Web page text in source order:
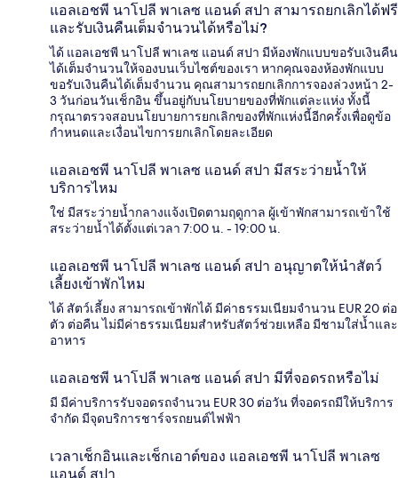
แอลเอชพี นาโปลี พาเลซ แอนด์ สปา สามารถยกเลิกได้ฟรี
และรับเงินคืนเต็มจำนวนได้หรือไม่?
ได้ แอลเอชพี นาโปลี พาเลซ แอนด์ สปา มีห้องพักแบบขอรับเงินคืน
ได้เต็มจำนวนให้จองบนเว็บไซต์ของเรา หากคุณจองห้องพักแบบ
ขอรับเงินคืนได้เต็มจำนวน คุณสามารถยกเลิกการจองล่วงหน้า 2-
3 วันก่อนวันเช็กอิน ขึ้นอยู่กับนโยบายของที่พักแต่ละแห่ง ทั้งนี้
กรุณาตรวจสอบนโยบายการยกเลิกของที่พักแห่งนี้อีกครั้งเพื่อดูข้อ
กำหนดและเงื่อนไขการยกเลิกโดยละเอียด
แอลเอชพี นาโปลี พาเลซ แอนด์ สปา มีสระว่ายน้ำให้
บริการไหม
ใช่ มีสระว่ายน้ำกลางแจ้งเปิดตามฤดูกาล ผู้เข้าพักสามารถเข้าใช้
สระว่ายน้ำได้ตั้งแต่เวลา 7:00 น. - 19:00 น.
แอลเอชพี นาโปลี พาเลซ แอนด์ สปา อนุญาตให้นำสัตว์
เลี้ยงเข้าพักไหม
ได้ สัตว์เลี้ยง สามารถเข้าพักได้ มีค่าธรรมเนียมจำนวน EUR 20 ต่อ
ตัว ต่อคืน ไม่มีค่าธรรมเนียมสำหรับสัตว์ช่วยเหลือ มีชามใส่น้ำและ
อาหาร
แอลเอชพี นาโปลี พาเลซ แอนด์ สปา มีที่จอดรถหรือไม่
มี มีค่าบริการรับจอดรถจำนวน EUR 30 ต่อวัน ที่จอดรถมีให้บริการ
จำกัด มีจุดบริการชาร์จรถยนต์ไฟฟ้า
เวลาเช็กอินและเช็กเอาต์ของ แอลเอชพี นาโปลี พาเลซ
แอนด์ สปา